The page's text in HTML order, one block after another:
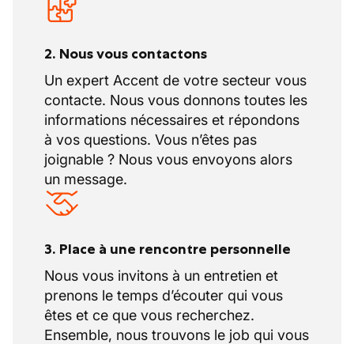
2. Nous vous contactons
Un expert Accent de votre secteur vous
contacte. Nous vous donnons toutes les
informations nécessaires et répondons
à vos questions. Vous n’êtes pas
joignable ? Nous vous envoyons alors
un message.
3. Place à une rencontre personnelle
Nous vous invitons à un entretien et
prenons le temps d’écouter qui vous
êtes et ce que vous recherchez.
Ensemble, nous trouvons le job qui vous